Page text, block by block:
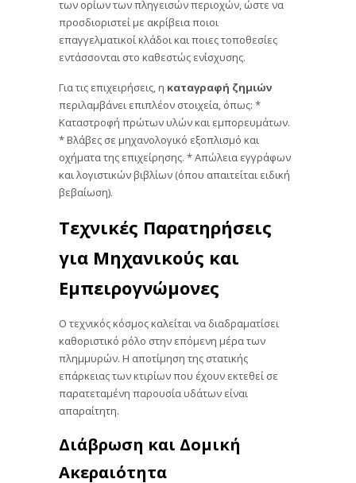
των ορίων των πληγεισών περιοχών, ώστε να
προσδιοριστεί με ακρίβεια ποιοι
επαγγελματικοί κλάδοι και ποιες τοποθεσίες
εντάσσονται στο καθεστώς ενίσχυσης.
Για τις επιχειρήσεις, η καταγραφή ζημιών
περιλαμβάνει επιπλέον στοιχεία, όπως: *
Καταστροφή πρώτων υλών και εμπορευμάτων.
* Βλάβες σε μηχανολογικό εξοπλισμό και
οχήματα της επιχείρησης. * Απώλεια εγγράφων
και λογιστικών βιβλίων (όπου απαιτείται ειδική
βεβαίωση).
Τεχνικές Παρατηρήσεις
για Μηχανικούς και
Εμπειρογνώμονες
Ο τεχνικός κόσμος καλείται να διαδραματίσει
καθοριστικό ρόλο στην επόμενη μέρα των
πλημμυρών. Η αποτίμηση της στατικής
επάρκειας των κτιρίων που έχουν εκτεθεί σε
παρατεταμένη παρουσία υδάτων είναι
απαραίτητη.
Διάβρωση και Δομική
Ακεραιότητα